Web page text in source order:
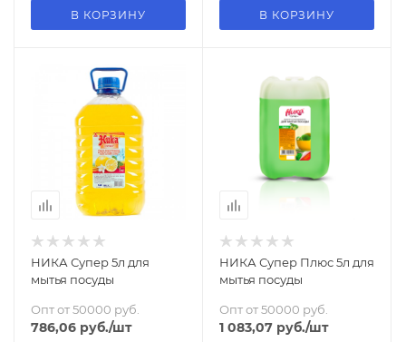
В КОРЗИНУ В КОРЗИНУ
НИКА Супер 5л для
мытья посуды
Опт от 50000 руб.
786,06 руб./шт
НИКА Супер Плюс 5л для
мытья посуды
Опт от 50000 руб.
1 083,07 руб./шт